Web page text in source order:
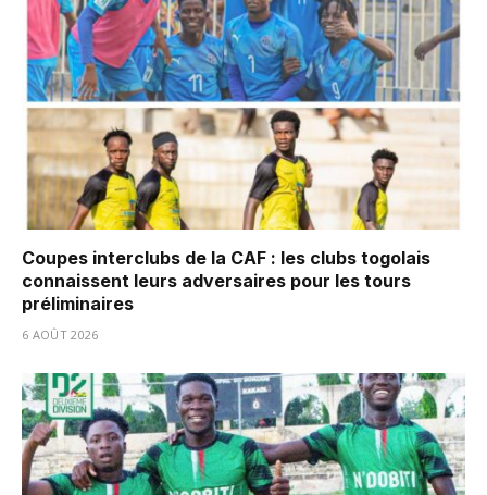
Coupes interclubs de la CAF : les clubs togolais
connaissent leurs adversaires pour les tours
préliminaires
6 AOÛT 2026